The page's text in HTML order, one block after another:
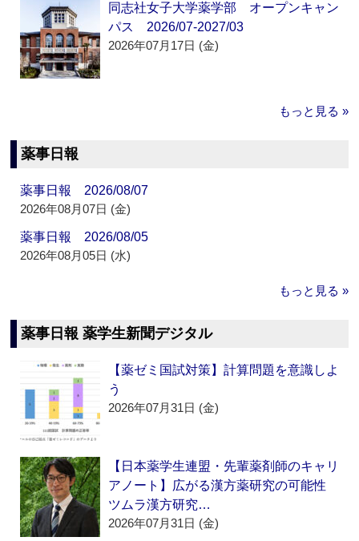
同志社女子大学薬学部 オープンキャン
パス 2026/07-2027/03
2026年07月17日 (金)
もっと見る »
薬事日報
薬事日報 2026/08/07
2026年08月07日 (金)
薬事日報 2026/08/05
2026年08月05日 (水)
もっと見る »
薬事日報 薬学生新聞デジタル
【薬ゼミ国試対策】計算問題を意識しよ
う
2026年07月31日 (金)
【日本薬学生連盟・先輩薬剤師のキャリ
アノート】広がる漢方薬研究の可能性
ツムラ漢方研究…
2026年07月31日 (金)